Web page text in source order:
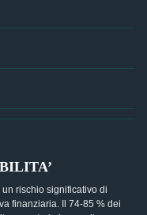
un rischio significativo di
finanziaria. Il 74-85 % dei